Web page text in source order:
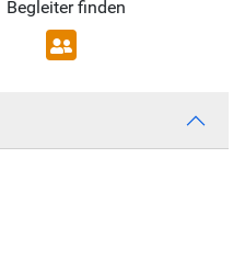
Begleiter finden